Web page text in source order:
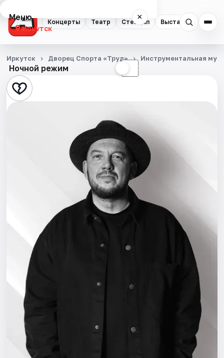
Концерты Театр Стендап Выставки
Меню ×
Иркутск
Концерты
Театр
Стендап
Площадки
Артисты
Рейтинги
Ночной режим ☾
Иркутск Дворец Спорта «Труд» Инструментальная